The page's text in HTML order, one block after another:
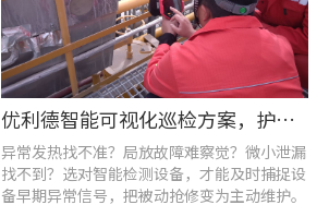
优利德智能可视化巡检方案，护航油气行业高效运维
异常发热找不准？局放故障难察觉？微小泄漏
找不到？选对智能检测设备，才能及时捕捉设
备早期异常信号，把被动抢修变为主动维护。